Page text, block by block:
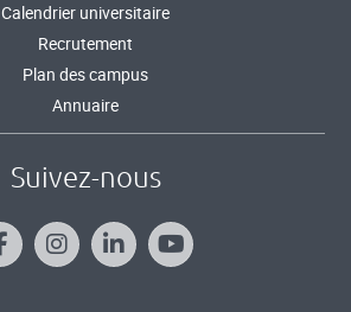
Calendrier universitaire
Recrutement
Plan des campus
Annuaire
Suivez-nous